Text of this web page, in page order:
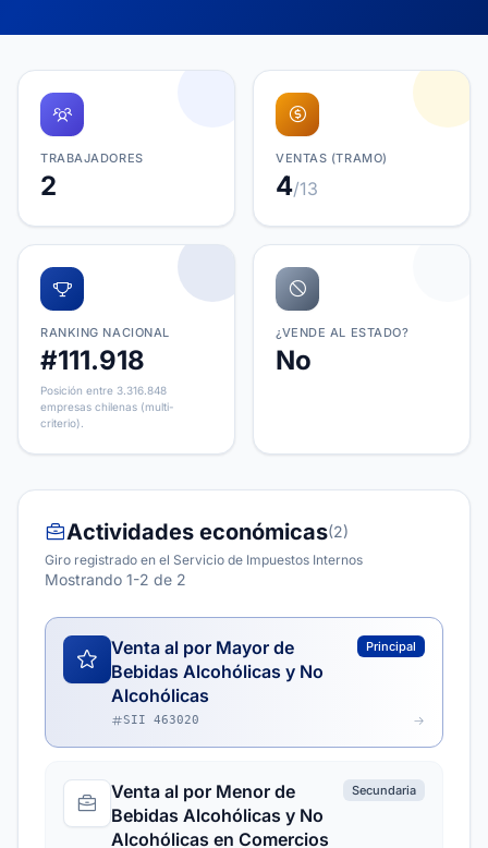
TRABAJADORES
2
VENTAS (TRAMO)
4/13
RANKING NACIONAL
#111.918
Posición entre 3.316.848
empresas chilenas (multi-
criterio).
¿VENDE AL ESTADO?
No
Actividades económicas(2)
Giro registrado en el Servicio de Impuestos Internos
Mostrando 1-2 de 2
Venta al por Mayor de
Bebidas Alcohólicas y No
Alcohólicas
Principal
SII 463020
Venta al por Menor de
Bebidas Alcohólicas y No
Alcohólicas en Comercios
Secundaria